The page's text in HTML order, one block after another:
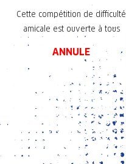
Cette compétition de difficulté
amicale est ouverte à tous
ANNULE